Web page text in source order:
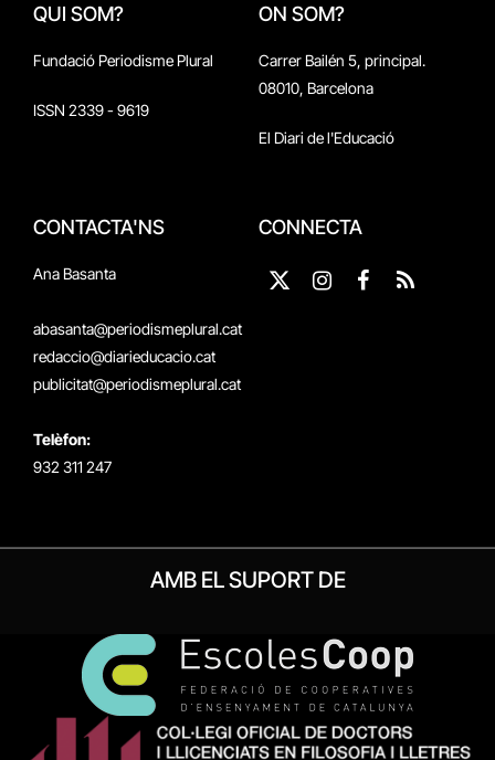
QUI SOM?
Fundació Periodisme Plural
ISSN 2339 - 9619
ON SOM?
Carrer Bailén 5, principal.
08010, Barcelona
El Diari de l'Educació
CONTACTA'NS
Ana Basanta
abasanta@periodismeplural.cat
redaccio@diarieducacio.cat
publicitat@periodismeplural.cat
Telèfon:
932 311 247
CONNECTA
X
Instagram
Facebook
RSS
AMB EL SUPORT DE